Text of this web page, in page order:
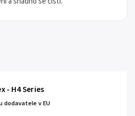
- H4 Series
dodavatele v EU